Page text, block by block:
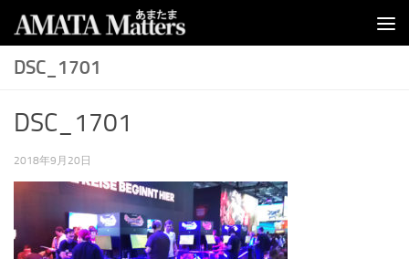
コンテンツへスキップ
DSC_1701
DSC_1701
2018年9月20日